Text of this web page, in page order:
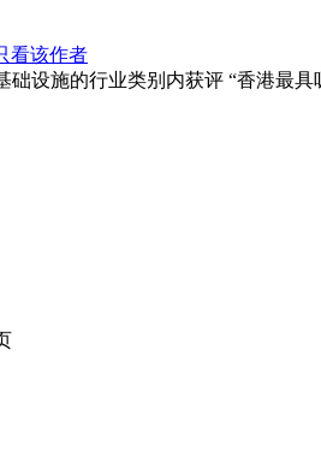
看该作者
础设施的行业类别内获评 “香港最